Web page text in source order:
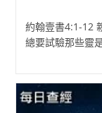
約翰壹書4:1-12
總要試驗那些靈